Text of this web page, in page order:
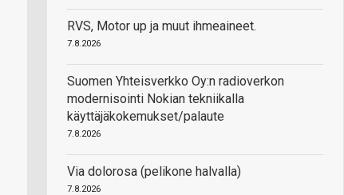
RVS, Motor up ja muut ihmeaineet.
7.8.2026
Suomen Yhteisverkko Oy:n radioverkon
modernisointi Nokian tekniikalla
käyttäjäkokemukset/palaute
7.8.2026
Via dolorosa (pelikone halvalla)
7.8.2026